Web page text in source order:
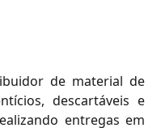
de material de
descartáveis e
entregas em